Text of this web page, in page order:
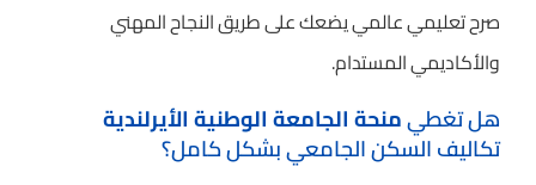
صرح تعليمي عالمي يضعك على طريق النجاح المهني
والأكاديمي المستدام.
هل تغطيمنحة الجامعة الوطنية الأيرلندية
تكاليف السكن الجامعي بشكل كامل؟